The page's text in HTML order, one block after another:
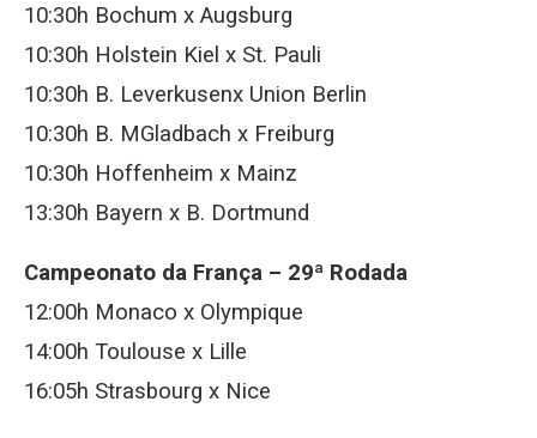
10:30h Bochum x Augsburg
10:30h Holstein Kiel x St. Pauli
10:30h B. Leverkusenx Union Berlin
10:30h B. MGladbach x Freiburg
10:30h Hoffenheim x Mainz
13:30h Bayern x B. Dortmund
Campeonato da França – 29ª Rodada
12:00h Monaco x Olympique
14:00h Toulouse x Lille
16:05h Strasbourg x Nice